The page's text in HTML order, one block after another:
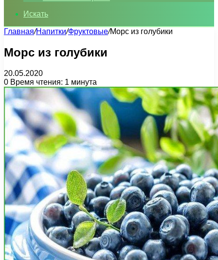
Искать
Главная/Напитки/Фруктовые/Морс из голубики
Морс из голубики
20.05.2020
0 Время чтения: 1 минута